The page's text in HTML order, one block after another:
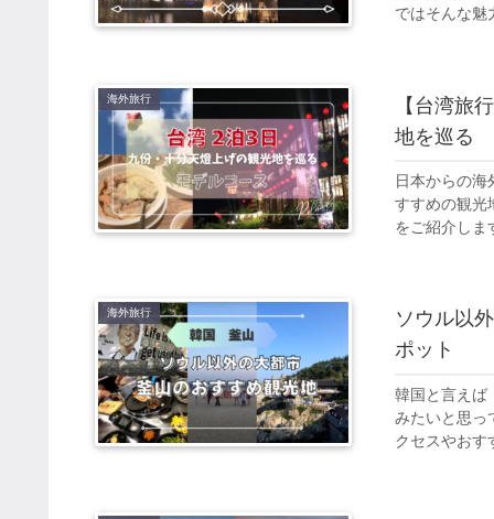
ではそんな魅
海外旅行
【台湾旅
地を巡る
日本からの海
すすめの観光
をご紹介しま
海外旅行
ソウル以
ポット
韓国と言えば
みたいと思っ
クセスやおす